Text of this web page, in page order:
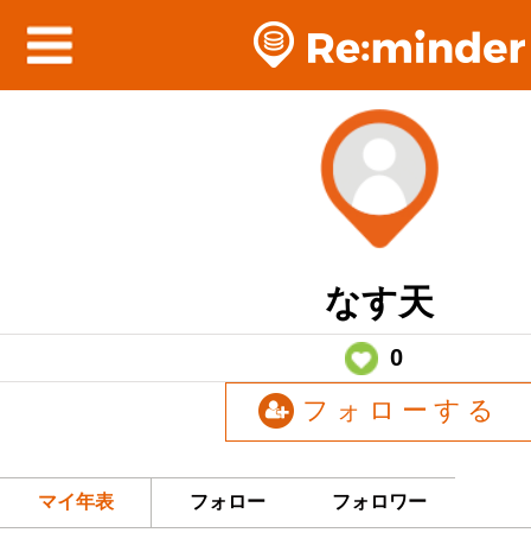
なす天
0
フォローする
マイ年表 フォロー フォロワー